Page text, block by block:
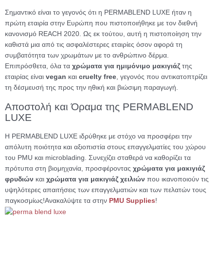
Σημαντικό είναι το γεγονός ότι η PERMABLEND LUXE ήταν η
πρώτη εταιρία στην Ευρώπη που πιστοποιήθηκε με τον διεθνή
κανονισμό REACH 2020. Ως εκ τούτου, αυτή η πιστοποίηση την
καθιστά μια από τις ασφαλέστερες εταιρίες όσον αφορά τη
συμβατότητα των χρωμάτων με το ανθρώπινο δέρμα.
Επιπρόσθετα, όλα τα χρώματα για ημιμόνιμο μακιγιάζ της
εταιρίας είναι vegan και cruelty free, γεγονός που αντικατοπτρίζει
τη δέσμευσή της προς την ηθική και βιώσιμη παραγωγή.
Αποστολή και Όραμα της PERMABLEND
LUXE
Η PERMABLEND LUXE ιδρύθηκε με στόχο να προσφέρει την
απόλυτη ποιότητα και αξιοπιστία στους επαγγελματίες του χώρου
του PMU και microblading. Συνεχίζει σταθερά να καθορίζει τα
πρότυπα στη βιομηχανία, προσφέροντας χρώματα για μακιγιάζ
φρυδιών και χρώματα για μακιγιάζ χειλιών που ικανοποιούν τις
υψηλότερες απαιτήσεις των επαγγελματιών και των πελατών τους
παγκοσμίως!Ανακαλύψτε τα στην PMU Supplies!